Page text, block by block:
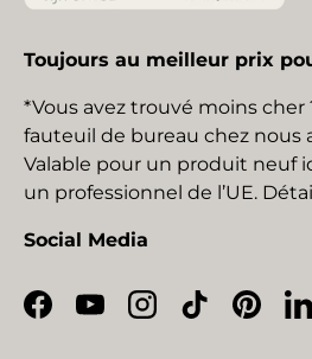
Toujours au meilleur prix
*Vous avez trouvé moins
fauteuil de bureau chez nous
Valable pour un produit neuf
un professionnel de l’UE.
Social Media
Facebook
YouTubeInstagram
TikTok